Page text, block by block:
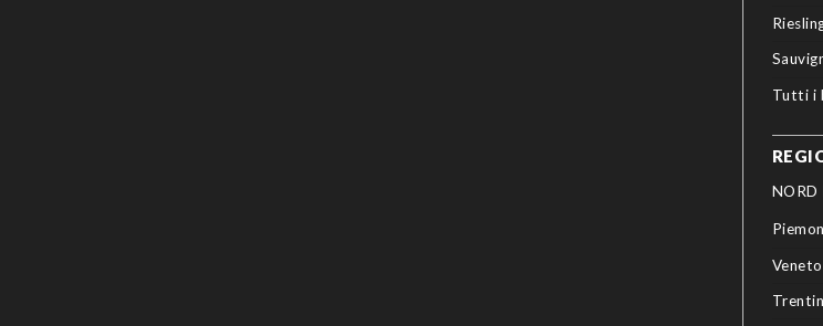
Tutti i
NORD
Veneto